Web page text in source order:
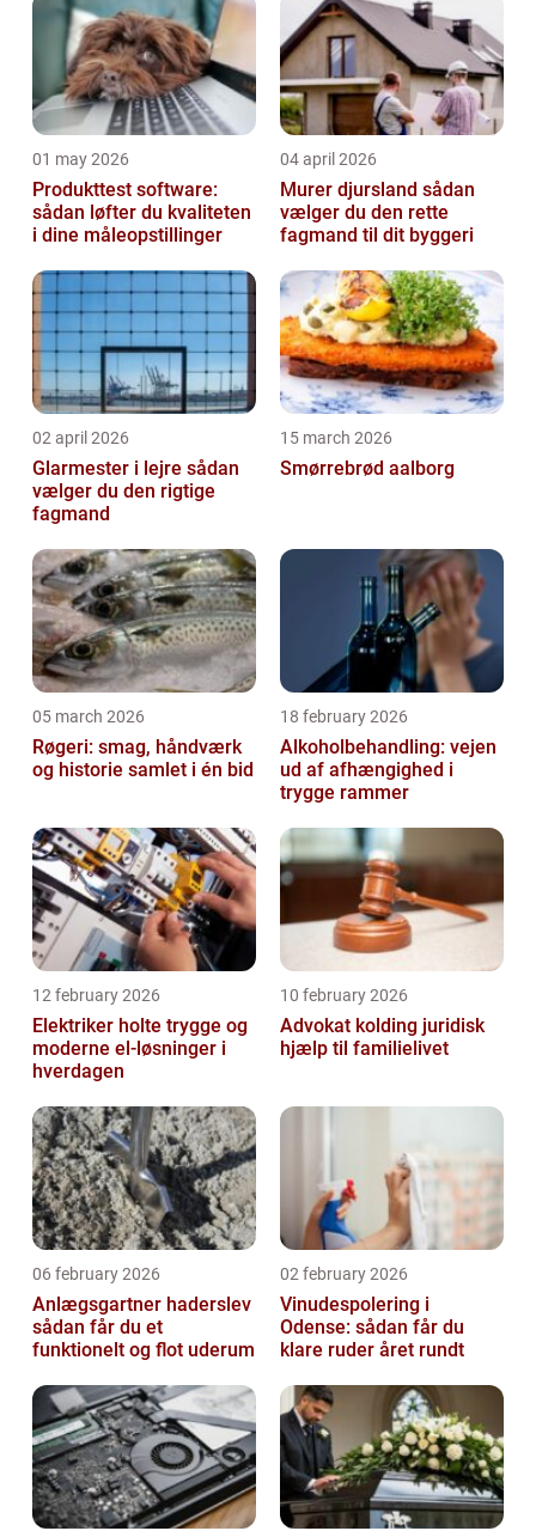
01 may 2026
Produkttest software:
sådan løfter du kvaliteten
i dine måleopstillinger
04 april 2026
Murer djursland sådan
vælger du den rette
fagmand til dit byggeri
02 april 2026
Glarmester i lejre sådan
vælger du den rigtige
fagmand
15 march 2026
Smørrebrød aalborg
05 march 2026
Røgeri: smag, håndværk
og historie samlet i én bid
18 february 2026
Alkoholbehandling: vejen
ud af afhængighed i
trygge rammer
12 february 2026
Elektriker holte trygge og
moderne el-løsninger i
hverdagen
10 february 2026
Advokat kolding juridisk
hjælp til familielivet
06 february 2026
Anlægsgartner haderslev
sådan får du et
funktionelt og flot uderum
02 february 2026
Vinudespolering i
Odense: sådan får du
klare ruder året rundt